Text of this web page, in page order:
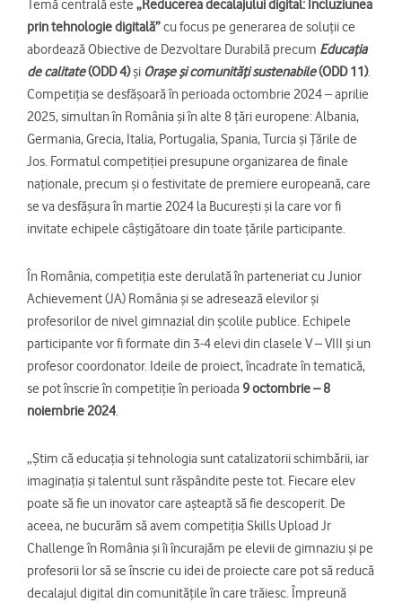
Temă centrală este „Reducerea decalajului digital: Incluziunea
prin tehnologie digitală”cu focus pe generarea de soluții ce
abordează Obiective de Dezvoltare Durabilă precum Educația
de calitate(ODD 4)și Orașe și comunități sustenabile(ODD 11).
Competiția se desfășoară în perioada octombrie 2024 – aprilie
2025, simultan în România și în alte 8 țări europene: Albania,
Germania, Grecia, Italia, Portugalia, Spania, Turcia și Țările de
Jos. Formatul competiției presupune organizarea de finale
naționale, precum și o festivitate de premiere europeană, care
se va desfășura în martie 2024 la București și la care vor fi
invitate echipele câștigătoare din toate țările participante.
În România, competiția este derulată în parteneriat cu Junior
Achievement (JA) România și se adresează elevilor și
profesorilor de nivel gimnazial din școlile publice. Echipele
participante vor fi formate din 3-4 elevi din clasele V – VIII și un
profesor coordonator. Ideile de proiect, încadrate în tematică,
se pot înscrie în competiție în perioada 9 octombrie – 8
noiembrie 2024.
„Știm că educația și tehnologia sunt catalizatorii schimbării, iar
imaginația și talentul sunt răspândite peste tot. Fiecare elev
poate să fie un inovator care așteaptă să fie descoperit. De
aceea, ne bucurăm să avem competiția Skills Upload Jr
Challenge în România și îi încurajăm pe elevii de gimnaziu și pe
profesorii lor să se înscrie cu idei de proiecte care pot să reducă
decalajul digital din comunitățile în care trăiesc. Împreună